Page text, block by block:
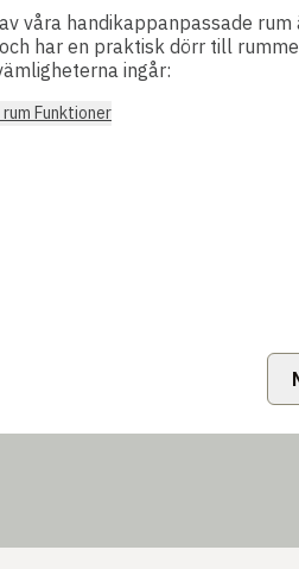
våra handikappanpassade rum
har en praktisk dörr till
ingår:
Funktioner